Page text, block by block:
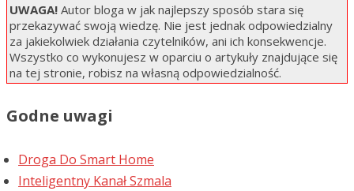
UWAGA! Autor bloga w jak najlepszy sposób stara się
przekazywać swoją wiedzę. Nie jest jednak odpowiedzialny
za jakiekolwiek działania czytelników, ani ich konsekwencje.
Wszystko co wykonujesz w oparciu o artykuły znajdujące się
na tej stronie, robisz na własną odpowiedzialność.
Godne uwagi
Droga Do Smart Home
Inteligentny Kanał Szmala